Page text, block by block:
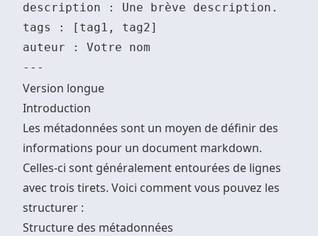
description : Une brève description.
tags : [tag1, tag2]
auteur : Votre nom
Version longue
Introduction
Les métadonnées sont un moyen de définir des
informations pour un document markdown.
Celles-ci sont généralement entourées de lignes
avec trois tirets. Voici comment vous pouvez les
structurer :
Structure des métadonnées